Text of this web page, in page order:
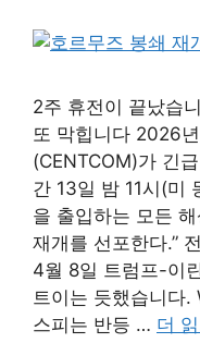
2주 휴전이 끝났습
또 막힙니다 2026
(CENTCOM)가 긴
간 13일 밤 11시(미
을 출입하는 모든
재개를 선포한다.”
4월 8일 트럼프-이
트이는 듯했습니다.
스피는 반등 … 더